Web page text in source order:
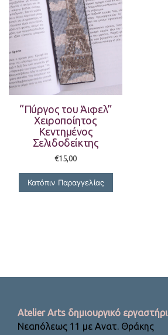
“Πύργος του Άιφελ”
Χειροποίητος
Κεντημένος
Σελιδοδείκτης
€15,00
Κατόπιν Παραγγελίας
Atelier Arts δημιουργικό εργαστήρι
Νεαπόλεως 11 με Ανατ. Θράκης